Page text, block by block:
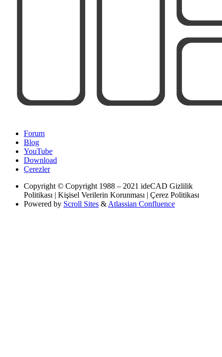
Forum
Blog
YouTube
Download
Çerezler
Copyright © Copyright 1988 – 2021 ideCAD Gizlilik
Politikası | Kişisel Verilerin Korunması | Çerez Politikası
Powered by Scroll Sites & Atlassian Confluence